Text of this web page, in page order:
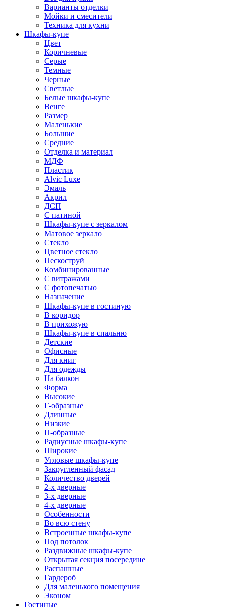
Варианты отделки
Мойки и смесители
Техника для кухни
Шкафы-купе
Цвет
Коричневые
Серые
Темные
Черные
Светлые
Белые шкафы-купе
Венге
Размер
Маленькие
Большие
Средние
Отделка и материал
МДФ
Пластик
Alvic Luxe
Эмаль
Акрил
ДСП
С патиной
Шкафы-купе с зеркалом
Матовое зеркало
Стекло
Цветное стекло
Пескоструй
Комбинированные
С витражами
С фотопечатью
Назначение
Шкафы-купе в гостиную
В коридор
В прихожую
Шкафы-купе в спальню
Детские
Офисные
Для книг
Для одежды
На балкон
Форма
Высокие
Г-образные
Длинные
Низкие
П-образные
Радиусные шкафы-купе
Широкие
Угловые шкафы-купе
Закругленный фасад
Количество дверей
2-х дверные
3-х дверные
4-х дверные
Особенности
Во всю стену
Встроенные шкафы-купе
Под потолок
Раздвижные шкафы-купе
Открытая секция посередине
Распашные
Гардероб
Для маленького помещения
Эконом
Гостиные